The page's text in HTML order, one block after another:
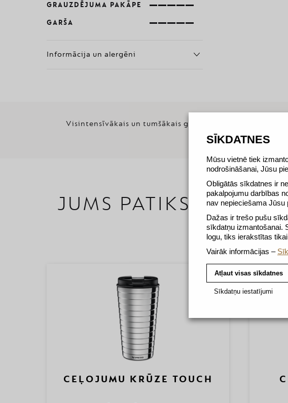
SĪKDATNES
Mūsu vietnē tiek
nodrošināšanai, Jūsu
Obligātās sīkdatnes ir
pakalpojumu darbības
nav nepieciešama Jūsu
Dažas ir trešo pušu
sīkdatņu izmantošanai.
logu, tiks ierakstītas
Vairāk informācijas –
Atļaut visas sīkdatnes
Sīkdatņu iestatījumi
GRAUZDĒJUMA PAKĀPE
GARŠA
Informācija un alergēni
Visintensīvākais un tumšākais grauzdējums šajā klasē,
tradīcijas. Līdz ar
JUMS PATIKS
CEĻOJUMU KRŪZE TOUCH